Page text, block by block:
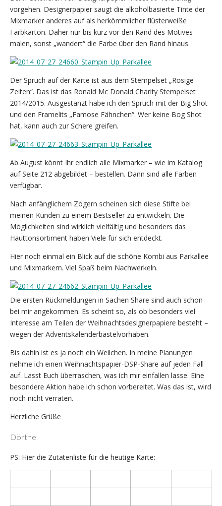
vorgehen. Designerpapier saugt die alkoholbasierte Tinte der
Mixmarker anderes auf als herkömmlicher flüsterweiße
Farbkarton. Daher nur bis kurz vor den Rand des Motives
malen, sonst „wandert“ die Farbe über den Rand hinaus.
Der Spruch auf der Karte ist aus dem Stempelset „Rosige
Zeiten“. Das ist das Ronald Mc Donald Charity Stempelset
2014/2015. Ausgestanzt habe ich den Spruch mit der Big Shot
und den Framelits „Famose Fähnchen“. Wer keine Bog Shot
hat, kann auch zur Schere greifen.
Ab August könnt Ihr endlich alle Mixmarker – wie im Katalog
auf Seite 212 abgebildet – bestellen. Dann sind alle Farben
verfügbar.
Nach anfänglichem Zögern scheinen sich diese Stifte bei
meinen Kunden zu einem Bestseller zu entwickeln. Die
Möglichkeiten sind wirklich vielfältig und besonders das
Hauttonsortiment haben Viele für sich entdeckt.
Hier noch einmal ein Blick auf die schöne Kombi aus Parkallee
und Mixmarkern. Viel Spaß beim Nachwerkeln.
Die ersten Rückmeldungen in Sachen Share sind auch schon
bei mir angekommen. Es scheint so, als ob besonders viel
Interesse am Teilen der Weihnachtsdesignerpapiere besteht –
wegen der Adventskalenderbastelvorhaben.
Bis dahin ist es ja noch ein Weilchen. In meine Planungen
nehme ich einen Weihnachtspapier-DSP-Share auf jeden Fall
auf. Lasst Euch überraschen, was ich mir einfallen lasse. Eine
besondere Aktion habe ich schon vorbereitet. Was das ist, wird
noch nicht verraten.
Herzliche Grüße
Dörthe
PS: Hier die Zutatenliste für die heutige Karte: